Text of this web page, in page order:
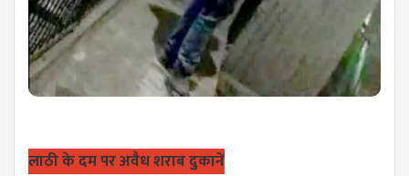
लाठी के दम पर अवैध शराब दुकानें